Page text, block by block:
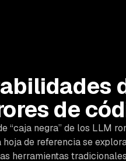
de
“caja negra” de los LLM
de referencia se
herramientas